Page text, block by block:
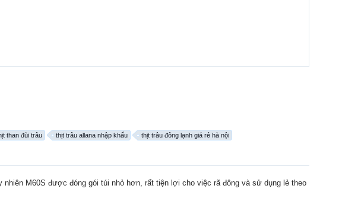
than đùi trâu thịt trâu allana nhập khẩu
thịt trâu đông lạnh giá rẻ hà nội
nhiên M60S được đóng gói túi nhỏ hơn, rất tiện lợi cho việc rã đông và sử dụng lẻ theo